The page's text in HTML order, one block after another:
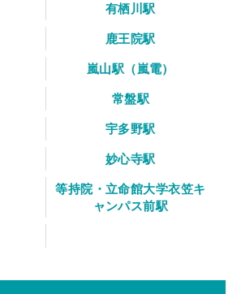
有栖川駅
鹿王院駅
嵐山駅（嵐電）
常盤駅
宇多野駅
妙心寺駅
等持院・立命館大学衣笠キ
ャンパス前駅